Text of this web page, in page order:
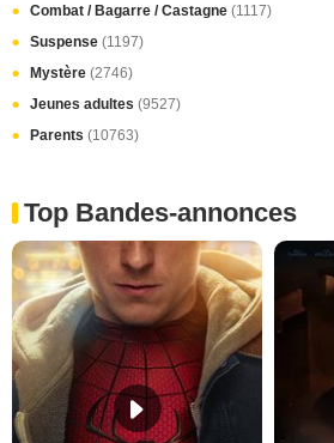
Combat / Bagarre / Castagne (1117)
Suspense (1197)
Mystère (2746)
Jeunes adultes (9527)
Parents (10763)
Top Bandes-annonces